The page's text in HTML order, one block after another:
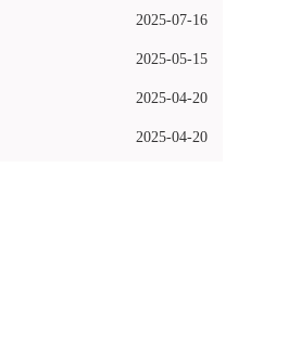
2025-07-16
2025-05-15
2025-04-20
2025-04-20